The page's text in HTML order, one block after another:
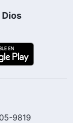
Dios
9819